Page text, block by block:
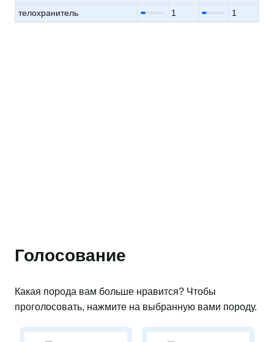
телохранитель
1 1
Голосование
Какая порода вам больше нравится? Чтобы
проголосовать, нажмите на выбранную вами породу.